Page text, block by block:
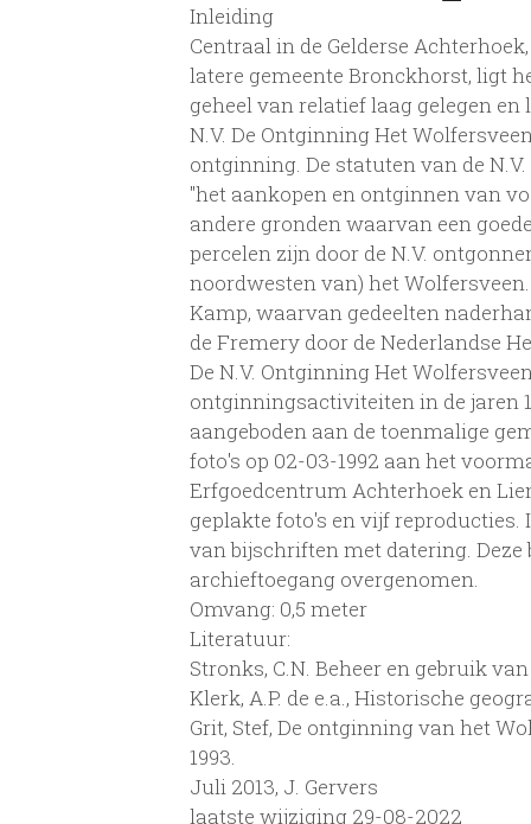
Inleiding
Centraal in de Gelderse
latere gemeente Bronckhorst, ligt
geheel van relatief laag gelegen
N.V. De Ontginning Het
ontginning. De statuten van de
"het aankopen en ontginnen van
andere gronden waarvan een
percelen zijn door de N.V.
noordwesten van) het
Kamp, waarvan gedeelten
de Fremery door de Nederlandse
De N.V. Ontginning Het
ontginningsactiviteiten in de jaren
aangeboden aan de toenmalige
foto's op 02-03-1992 aan het
Erfgoedcentrum Achterhoek en
geplakte foto's en vijf
van bijschriften met datering.
archieftoegang overgenomen.
Omvang: 0,5 meter
Literatuur:
Stronks, C.N. Beheer en gebruik
Klerk, A.P. de e.a., Historische
Grit, Stef, De ontginning van het
1993.
Juli 2013, J. Gervers
laatste wijziging 29-08-2022